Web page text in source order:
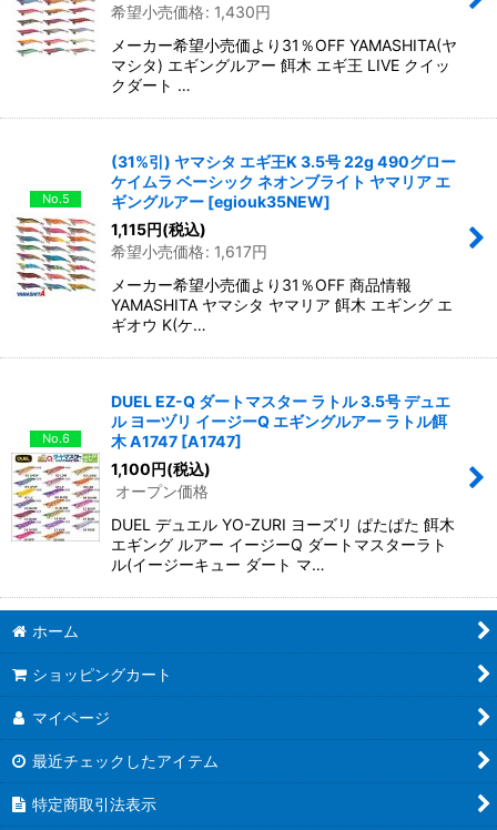
希望小売価格: 1,430円
メーカー希望小売価より31％OFF YAMASHITA(ヤ
マシタ) エギングルアー 餌木 エギ王 LIVE クイッ
クダート …
No.5
(31%引) ヤマシタ エギ王K 3.5号 22g 490グロー
ケイムラ ベーシック ネオンブライト ヤマリア エ
ギングルアー [egiouk35NEW]
1,115円(税込)
希望小売価格: 1,617円
メーカー希望小売価より31％OFF 商品情報
YAMASHITA ヤマシタ ヤマリア 餌木 エギング エ
ギオウ K(ケ…
No.6
DUEL EZ-Q ダートマスター ラトル 3.5号 デュエ
ル ヨーヅリ イージーQ エギングルアー ラトル餌
木 A1747 [A1747]
1,100円(税込)
オープン価格
DUEL デュエル YO-ZURI ヨーズリ ぱたぱた 餌木
エギング ルアー イージーQ ダートマスターラト
ル(イージーキュー ダート マ…
ホーム
ショッピングカート
マイページ
最近チェックしたアイテム
特定商取引法表示